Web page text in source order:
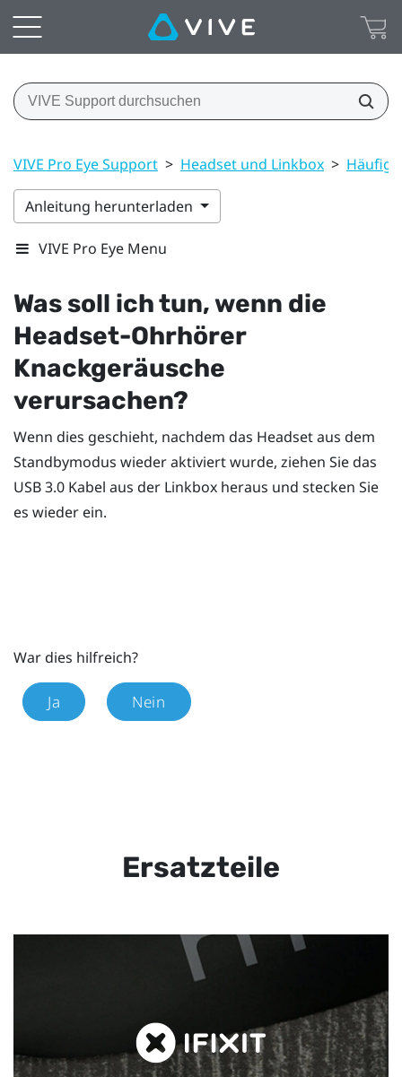
VIVE Pro Eye Support > Headset und Linkbox >
Anleitung herunterladen
VIVE Pro Eye Menu
Was soll ich tun, wenn die
Headset-Ohrhörer
Knackgeräusche
verursachen?
Wenn dies geschieht, nachdem das Headset aus dem
Standbymodus wieder aktiviert wurde, ziehen Sie das
USB 3.0 Kabel aus der Linkbox heraus und stecken Sie
es wieder ein.
War dies hilfreich?
Ja Nein
Ersatzteile